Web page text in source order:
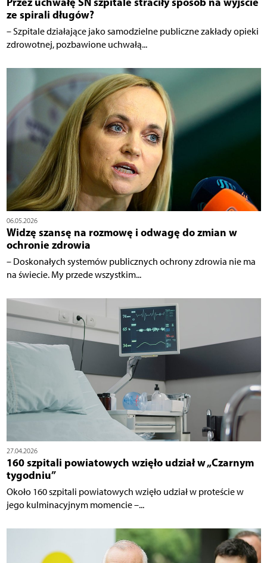
ze spirali długów?
– Szpitale działające jako samodzielne publiczne zakłady opieki
zdrowotnej, pozbawione uchwałą...
06.05.2026
Widzę szansę na rozmowę i odwagę do zmian w
ochronie zdrowia
– Doskonałych systemów publicznych ochrony zdrowia nie ma
na świecie. My przede wszystkim...
27.04.2026
160 szpitali powiatowych wzięło udział w „Czarnym
tygodniu”
Około 160 szpitali powiatowych wzięło udział w proteście w
jego kulminacyjnym momencie –...